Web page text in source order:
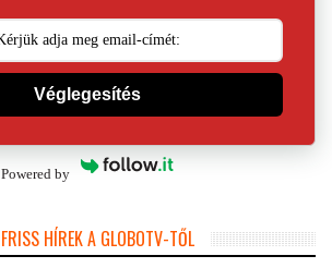
Véglegesítés
Powered by
FRISS HÍREK A GLOBOTV-TŐL